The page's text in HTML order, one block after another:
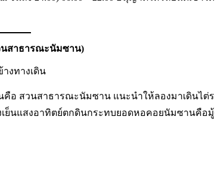
นสาธารณะนัมซาน)
สวนสาธารณะนัมซาน แนะนำให้ลองมาเดินไต่
เย็นแสงอาทิตย์ตกดินกระทบยอดหอคอยนัมซานคือ